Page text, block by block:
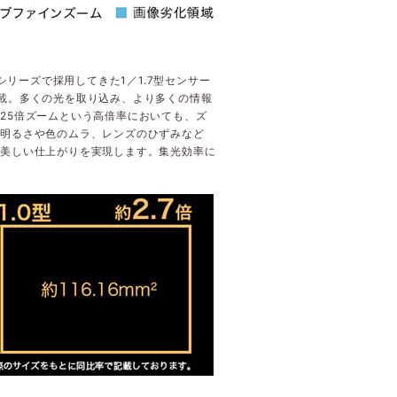
ーズで採用してきた1／1.7型センサー
多くの光を取り込み、より多くの情報
倍ズームという高倍率においても、ズ
るさや色のムラ、レンズのひずみなど
しい仕上がりを実現します。集光効率に